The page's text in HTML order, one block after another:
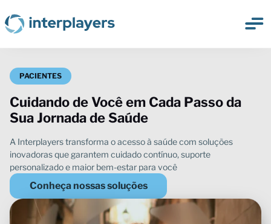
Cuidando de Você em Cada Passo da
Sua Jornada de Saúde
Conheça nossas soluções